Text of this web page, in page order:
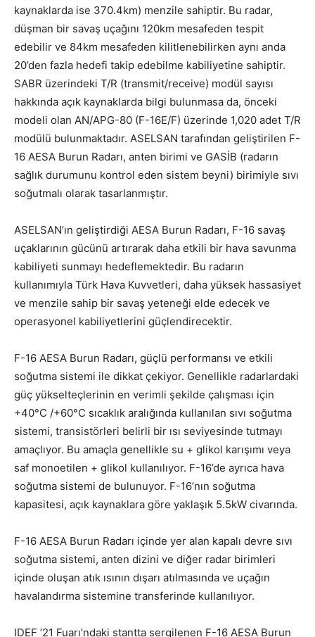
kaynaklarda ise 370.4km) menzile sahiptir. Bu radar,
düşman bir savaş uçağını 120km mesafeden tespit
edebilir ve 84km mesafeden kilitlenebilirken aynı anda
20’den fazla hedefi takip edebilme kabiliyetine sahiptir.
SABR üzerindeki T/R (transmit/receive) modül sayısı
hakkında açık kaynaklarda bilgi bulunmasa da, önceki
modeli olan AN/APG-80 (F-16E/F) üzerinde 1,020 adet T/R
modülü bulunmaktadır. ASELSAN tarafından geliştirilen F-
16 AESA Burun Radarı, anten birimi ve GASİB (radarın
sağlık durumunu kontrol eden sistem beyni) birimiyle sıvı
soğutmalı olarak tasarlanmıştır.
ASELSAN’ın geliştirdiği AESA Burun Radarı, F-16 savaş
uçaklarının gücünü artırarak daha etkili bir hava savunma
kabiliyeti sunmayı hedeflemektedir. Bu radarın
kullanımıyla Türk Hava Kuvvetleri, daha yüksek hassasiyet
ve menzile sahip bir savaş yeteneği elde edecek ve
operasyonel kabiliyetlerini güçlendirecektir.
F-16 AESA Burun Radarı, güçlü performansı ve etkili
soğutma sistemi ile dikkat çekiyor. Genellikle radarlardaki
güç yükselteçlerinin en verimli şekilde çalışması için
+40°C /+60°C sıcaklık aralığında kullanılan sıvı soğutma
sistemi, transistörleri belirli bir ısı seviyesinde tutmayı
amaçlıyor. Bu amaçla genellikle su + glikol karışımı veya
saf monoetilen + glikol kullanılıyor. F-16’de ayrıca hava
soğutma sistemi de bulunuyor. F-16’nın soğutma
kapasitesi, açık kaynaklara göre yaklaşık 5.5kW civarında.
F-16 AESA Burun Radarı içinde yer alan kapalı devre sıvı
soğutma sistemi, anten dizini ve diğer radar birimleri
içinde oluşan atık ısının dışarı atılmasında ve uçağın
havalandırma sistemine transferinde kullanılıyor.
IDEF ’21 Fuarı’ndaki stantta sergilenen F-16 AESA Burun